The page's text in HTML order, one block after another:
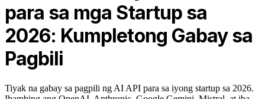
para sa mga Startup sa
2026: Kumpletong Gabay sa
Pagbili
Tiyak na gabay sa pagpili ng AI API para sa iyong startup sa 2026.